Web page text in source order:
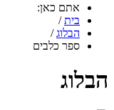
אתם כאן:
/
הבלוג
ספר כלבים